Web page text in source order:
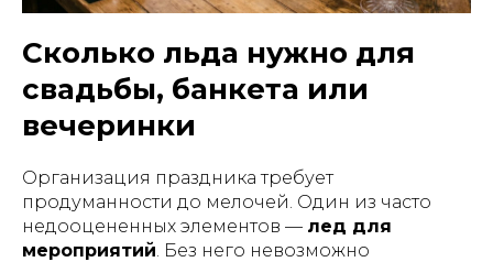
Сколько льда нужно для
свадьбы, банкета или
вечеринки
Организация праздника требует
продуманности до мелочей. Один из часто
недооцененных элементов — лед для
мероприятий. Без него невозможно